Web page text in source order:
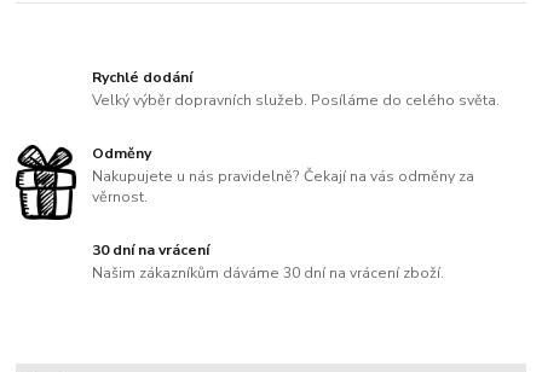
Rychlé dodání
Velký výběr dopravních služeb. Posíláme do celého světa.
Odměny
Nakupujete u nás pravidelně? Čekají na vás odměny za
věrnost.
30 dní na vrácení
Našim zákazníkům dáváme 30 dní na vrácení zboží.